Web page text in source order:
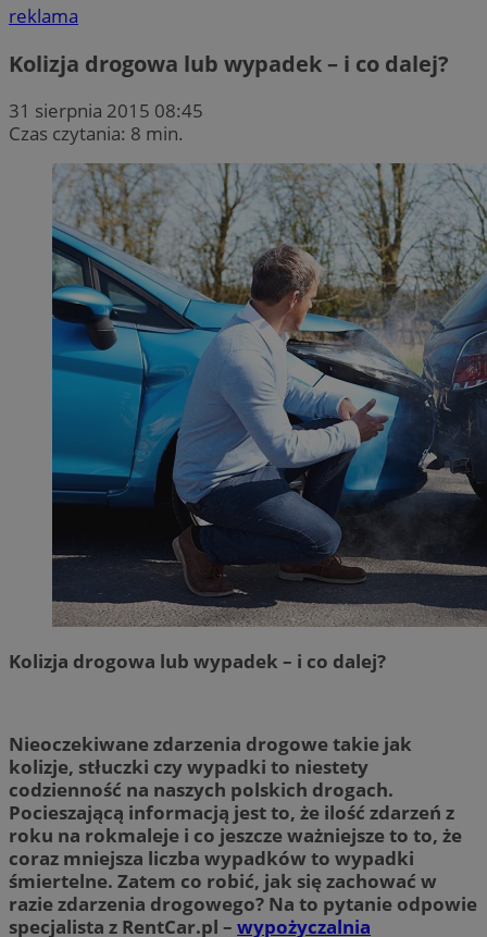
reklama
Kolizja drogowa lub wypadek – i co dalej?
31 sierpnia 2015 08:45
Czas czytania: 8 min.
Kolizja drogowa lub wypadek – i co dalej?
Nieoczekiwane zdarzenia drogowe takie jak
kolizje, stłuczki czy wypadki to niestety
codzienność na naszych polskich drogach.
Pocieszającą informacją jest to, że ilość zdarzeń z
roku na rokmaleje i co jeszcze ważniejsze to to, że
coraz mniejsza liczba wypadków to wypadki
śmiertelne. Zatem co robić, jak się zachować w
razie zdarzenia drogowego? Na to pytanie odpowie
specjalista z RentCar.pl – wypożyczalnia